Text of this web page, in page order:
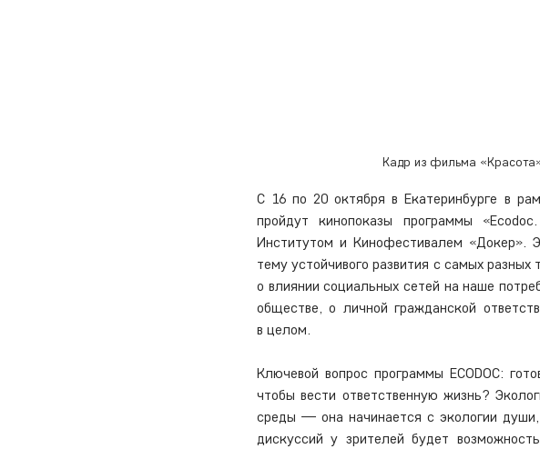
Кадр из фильма
С 16 по 20 октября в Екатеринбурге в
пройдут кинопоказы программы
Институтом и Кинофестивалем «Докер».
тему устойчивого развития с самых
о влиянии социальных сетей на наше
обществе, о личной гражданской
в целом.
Ключевой вопрос программы ECODOC:
чтобы вести ответственную жизнь?
среды — она начинается с экологии
дискуссий у зрителей будет